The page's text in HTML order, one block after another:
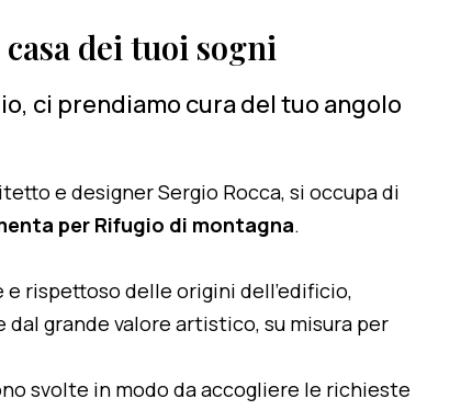
dei tuoi sogni
ci prendiamo cura del tuo angolo
e designer Sergio Rocca, si occupa di
per Rifugio di montagna.
rispettoso delle origini dell'edificio,
grande valore artistico, su misura per
svolte in modo da accogliere le richieste